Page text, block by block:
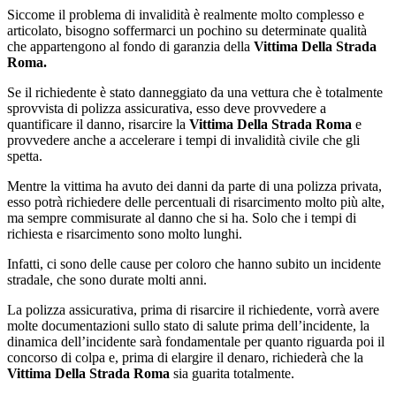
Siccome il problema di invalidità è realmente molto complesso e
articolato, bisogno soffermarci un pochino su determinate qualità
che appartengono al fondo di garanzia della Vittima Della Strada
Roma.
Se il richiedente è stato danneggiato da una vettura che è totalmente
sprovvista di polizza assicurativa, esso deve provvedere a
quantificare il danno, risarcire la Vittima Della Strada Roma e
provvedere anche a accelerare i tempi di invalidità civile che gli
spetta.
Mentre la vittima ha avuto dei danni da parte di una polizza privata,
esso potrà richiedere delle percentuali di risarcimento molto più alte,
ma sempre commisurate al danno che si ha. Solo che i tempi di
richiesta e risarcimento sono molto lunghi.
Infatti, ci sono delle cause per coloro che hanno subito un incidente
stradale, che sono durate molti anni.
La polizza assicurativa, prima di risarcire il richiedente, vorrà avere
molte documentazioni sullo stato di salute prima dell’incidente, la
dinamica dell’incidente sarà fondamentale per quanto riguarda poi il
concorso di colpa e, prima di elargire il denaro, richiederà che la
Vittima Della Strada Roma sia guarita totalmente.